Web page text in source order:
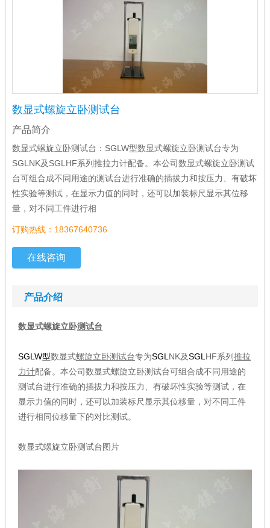
数显式螺旋立卧测试台
产品简介
数显式螺旋立卧测试台：SGLW型数显式螺旋立卧测试台专为
SGLNK及SGLHF系列推拉力计配备。本公司数显式螺旋立卧测试
台可组合成不同用途的测试台进行准确的插拔力和按压力、有破坏
性实验等测试，在显示力值的同时，还可以加装标尺显示其位移
量，对不同工件进行相
订购热线：18367640736
在线咨询
产品介绍
数显式螺旋立卧测试台
SGLW型数显式螺旋立卧测试台专为SGLNK及SGLHF系列推拉
力计配备。本公司数显式螺旋立卧测试台可组合成不同用途的
测试台进行准确的插拔力和按压力、有破坏性实验等测试，在
显示力值的同时，还可以加装标尺显示其位移量，对不同工件
进行相同位移量下的对比测试。
数显式螺旋立卧测试台图片